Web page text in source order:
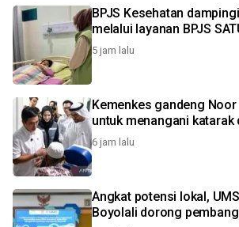
BPJS Kesehatan
melalui layanan BPJS
5 jam lalu
Kemenkes gandeng
untuk menangani katarak
6 jam lalu
Angkat potensi lokal,
Boyolali dorong